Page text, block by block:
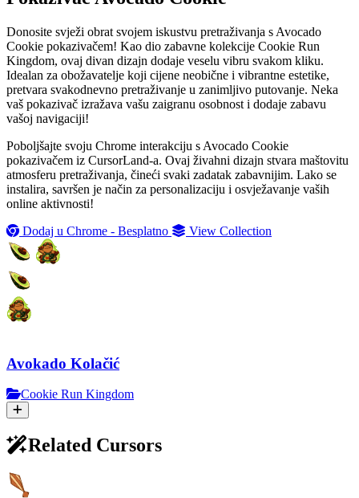
Donosite svježi obrat svojem iskustvu pretraživanja s Avocado
Cookie pokazivačem! Kao dio zabavne kolekcije Cookie Run
Kingdom, ovaj divan dizajn dodaje veselu vibru svakom kliku.
Idealan za obožavatelje koji cijene neobične i vibrantne estetike,
pretvara svakodnevno pretraživanje u zanimljivo putovanje. Neka
vaš pokazivač izražava vašu zaigranu osobnost i dodaje zabavu
vašoj navigaciji!
Poboljšajte svoju Chrome interakciju s Avocado Cookie
pokazivačem iz CursorLand-a. Ovaj živahni dizajn stvara maštovitu
atmosferu pretraživanja, čineći svaki zadatak zabavnijim. Lako se
instalira, savršen je način za personalizaciju i osvježavanje vaših
online aktivnosti!
Dodaj u Chrome - Besplatno
View Collection
Avokado Kolačić
Cookie Run Kingdom
Related Cursors